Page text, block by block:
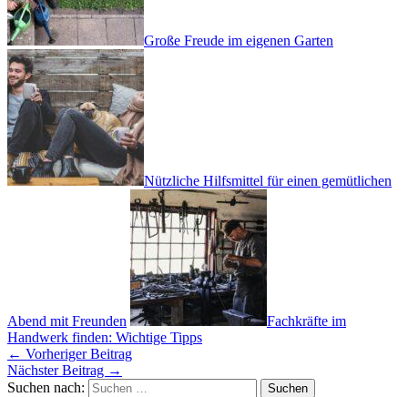
Große Freude im eigenen Garten
Nützliche Hilfsmittel für einen gemütlichen
Abend mit Freunden
Fachkräfte im
Handwerk finden: Wichtige Tipps
← Vorheriger Beitrag
Nächster Beitrag →
Suchen nach: